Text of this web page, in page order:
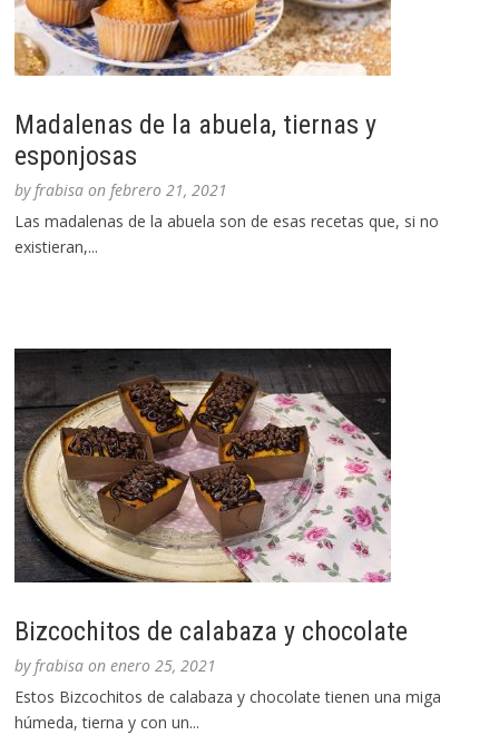
Madalenas de la abuela, tiernas y
esponjosas
byfrabisa onfebrero 21, 2021
Las madalenas de la abuela son de esas recetas que, si no
existieran,...
Bizcochitos de calabaza y chocolate
byfrabisa onenero 25, 2021
Estos Bizcochitos de calabaza y chocolate tienen una miga
húmeda, tierna y con un...